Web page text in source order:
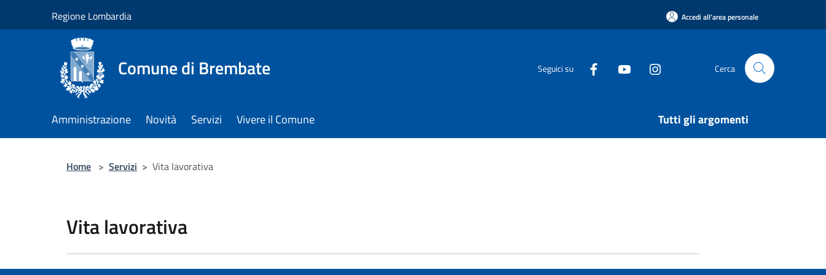
Regione Lombardia Accedi all'area personale
Comune di Brembate Seguici su Cerca
Amministrazione Novità Servizi Vivere il Comune Tutti gli argomenti
Home > Servizi > Vita lavorativa
Vita lavorativa